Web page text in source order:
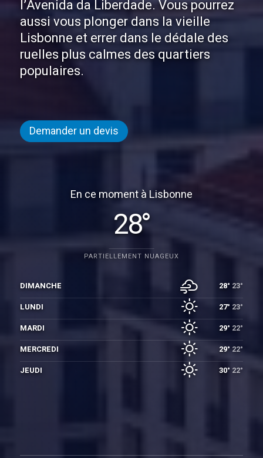
l’Avenida da Liberdade. Vous pourrez
aussi vous plonger dans la vieille
Lisbonne et errer dans le dédale des
ruelles plus calmes des quartiers
populaires.
Demander un devis
En ce moment à Lisbonne
28°
PARTIELLEMENT NUAGEUX
DIMANCHE 28° 23°
LUNDI
27° 23°
MARDI
29° 22°
MERCREDI
29° 22°
JEUDI
30° 22°